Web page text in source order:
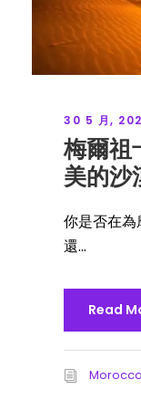
30 5 月,
梅爾祖
美的沙
你是否在
還...
Read